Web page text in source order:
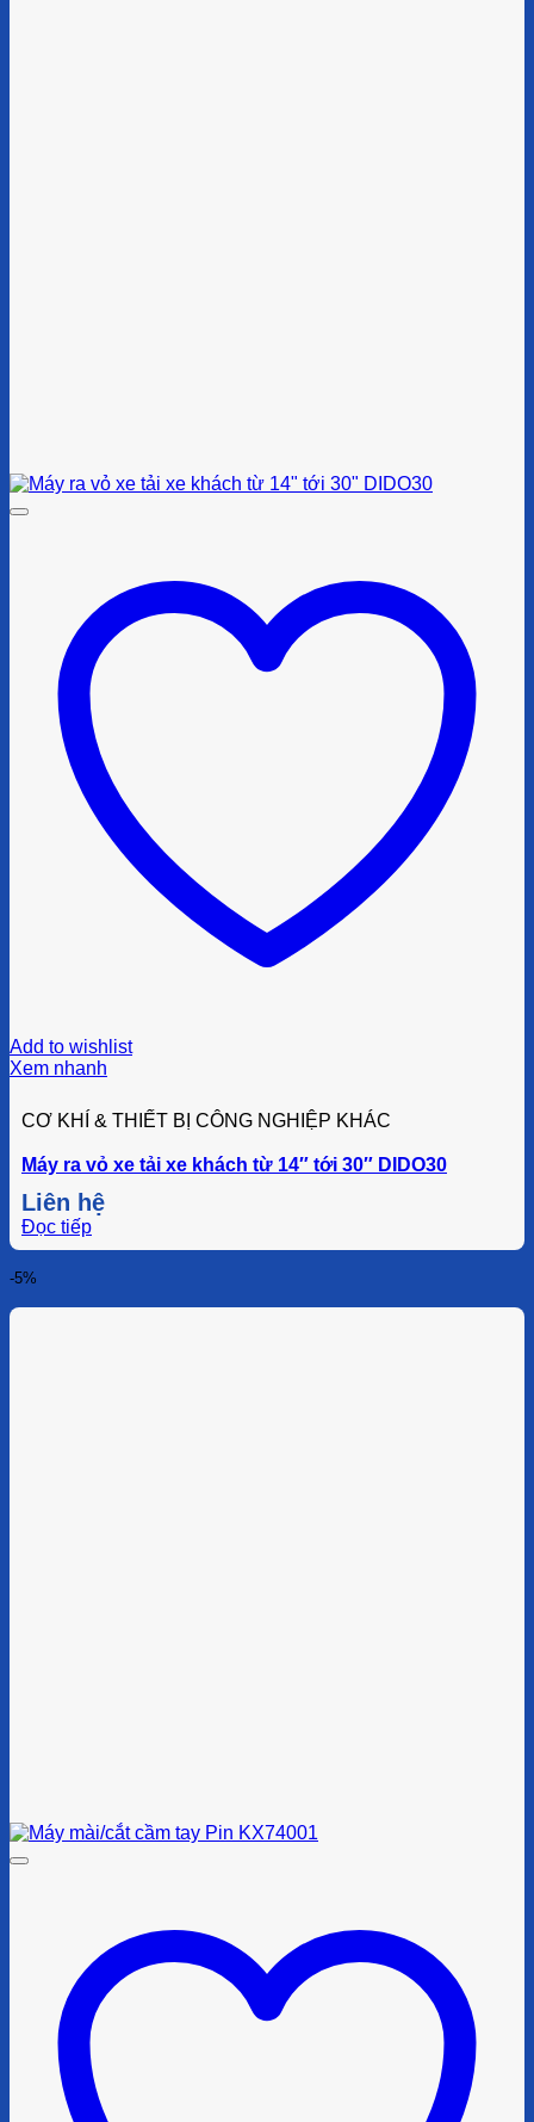
Add to wishlist
Xem nhanh
CƠ KHÍ & THIẾT BỊ CÔNG NGHIỆP KHÁC
Máy ra vỏ xe tải xe khách từ 14″ tới 30″ DIDO30
Liên hệ
Đọc tiếp
-5%